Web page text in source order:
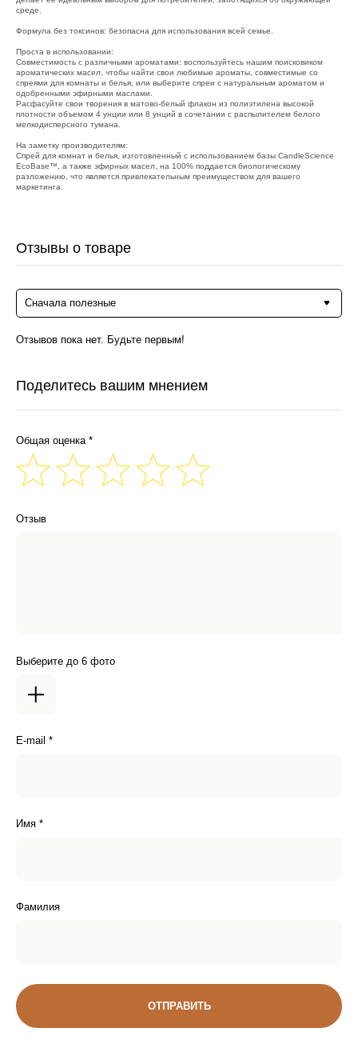
среде.
Формула без токсинов: безопасна для использования всей семье.
Проста в использовании:
Совместимость с различными ароматами: воспользуйтесь нашим поисковиком
ароматических масел, чтобы найти свои любимые ароматы, совместимые со
спреями для комнаты и белья, или выберите спреи с натуральным ароматом и
одобренными эфирными маслами.
Расфасуйте свои творения в матово-белый флакон из полиэтилена высокой
плотности объемом 4 унции или 8 унций в сочетании с распылителем белого
мелкодисперсного тумана.
На заметку производителям:
Спрей для комнат и белья, изготовленный с использованием базы CandleScience
EcoBase™, а также эфирных масел, на 100% поддается биологическому
разложению, что является привлекательным преимуществом для вашего
маркетинга.
Отзывы о товаре
Сначала полезные
Отзывов пока нет. Будьте первым!
Поделитесь вашим мнением
Общая оценка *
Отзыв
Выберите до 6 фото
E-mail *
Имя *
Фамилия
ОТПРАВИТЬ